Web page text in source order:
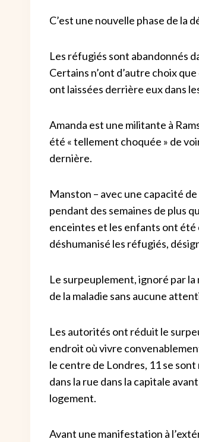
C’est une nouvelle phase de la
Les réfugiés sont abandonnés
Certains n’ont d’autre choix
ont laissées derrière eux dans
Amanda est une militante à
été « tellement choquée » de
dernière.
Manston – avec une capacité
pendant des semaines de plus
enceintes et les enfants ont été
déshumanisé les réfugiés,
Le surpeuplement, ignoré par
de la maladie sans aucune
Les autorités ont réduit le
endroit où vivre
le centre de Londres, 11 se
dans la rue dans la capitale
logement.
Avant une manifestation à